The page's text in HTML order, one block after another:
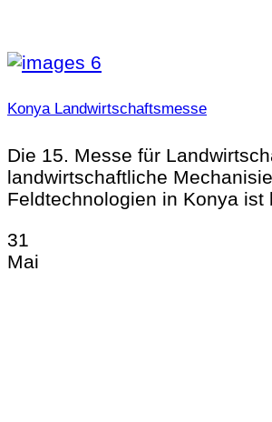
Konya Landwirtschaftsmesse
Die 15. Messe für
landwirtschaftliche
Feldtechnologien in Konya ist
31
Mai